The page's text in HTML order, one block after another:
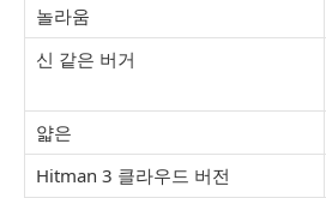
놀라움
신 같은 버거
얇은
Hitman 3 클라우드 버전